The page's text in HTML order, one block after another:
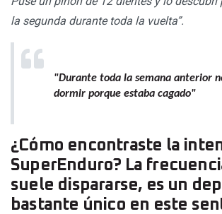
la segunda durante toda la vuelta”.
"Durante toda la semana anterior
dormir porque estaba cagado"
¿Cómo encontraste la
SuperEnduro? La
suele dispararse, es un
bastante único en este